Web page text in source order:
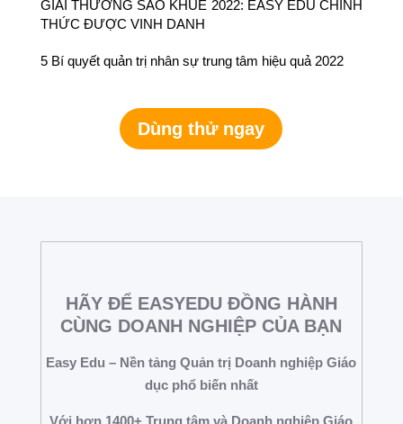
GIẢI THƯỞNG SAO KHUÊ 2022: EASY EDU CHÍNH
THỨC ĐƯỢC VINH DANH
5 Bí quyết quản trị nhân sự trung tâm hiệu quả 2022
Dùng thử ngay
HÃY ĐỂ EASYEDU ĐỒNG HÀNH
CÙNG DOANH NGHIỆP CỦA BẠN
Easy Edu – Nền tảng Quản trị Doanh nghiệp Giáo
dục phổ biến nhất